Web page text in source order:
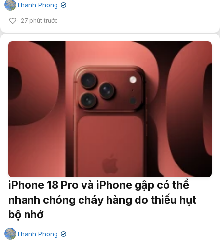
Thanh Phong ✔
27 phút trước
iPhone 18 Pro và iPhone gập có thể
nhanh chóng cháy hàng do thiếu hụt
bộ nhớ
Thanh Phong ✔